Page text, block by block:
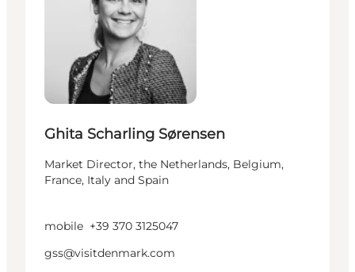
Ghita Scharling Sørensen
Market Director, the Netherlands, Belgium,
France, Italy and Spain
mobile +39 370 3125047
gss@visitdenmark.com